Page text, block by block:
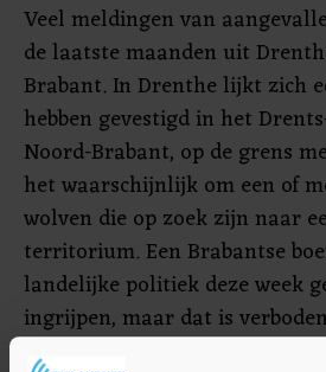
Veel meldingen van
de laatste maanden uit
Brabant. In Drenthe lijkt zich
hebben gevestigd in het
Noord-Brabant, op de grens
het waarschijnlijk om een of
wolven die op zoek zijn naar
territorium. Een Brabantse
landelijke politiek deze week
ingrijpen, maar dat is
beschermde status van de wolf.